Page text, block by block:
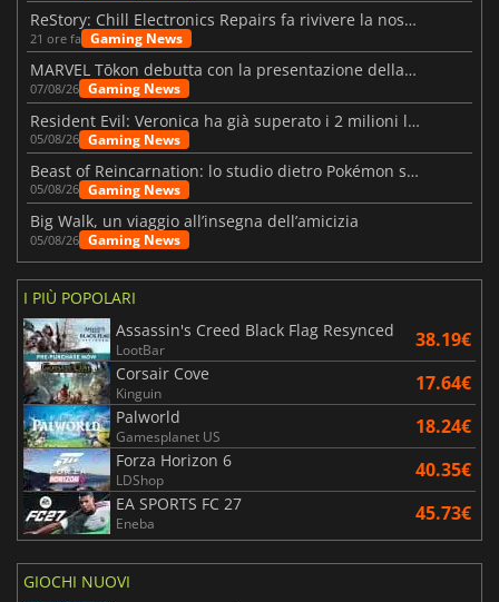
ReStory: Chill Electronics Repairs fa rivivere la nostalgia degli anni 2000
21 ore fa Gaming News
MARVEL Tōkon debutta con la presentazione della roadmap per il primo anno
07/08/26 Gaming News
Resident Evil: Veronica ha già superato i 2 milioni liste dei desideri
05/08/26 Gaming News
Beast of Reincarnation: lo studio dietro Pokémon su una nuova strada
05/08/26 Gaming News
Big Walk, un viaggio all’insegna dell’amicizia
05/08/26 Gaming News
I PIÙ POPOLARI
Assassin's Creed Black Flag Resynced
LootBar 38.19€
Corsair Cove
Kinguin 17.64€
Palworld
Gamesplanet US 18.24€
Forza Horizon 6
LDShop 40.35€
EA SPORTS FC 27
Eneba 45.73€
GIOCHI NUOVI